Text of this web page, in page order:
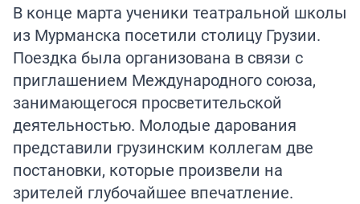
В конце марта ученики театральной школы
из Мурманска посетили столицу Грузии.
Поездка была организована в связи с
приглашением Международного союза,
занимающегося просветительской
деятельностью. Молодые дарования
представили грузинским коллегам две
постановки, которые произвели на
зрителей глубочайшее впечатление.